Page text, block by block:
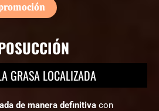
GRASA LOCALIZADA
de manera definitiva con